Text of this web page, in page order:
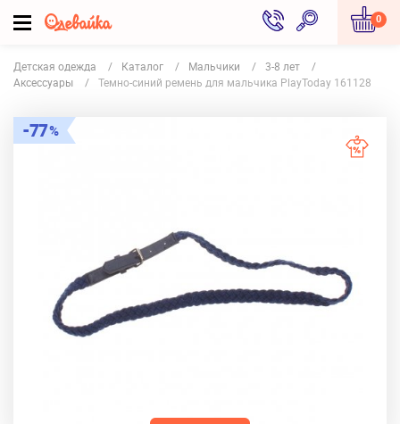
0
Детская одежда Каталог Мальчики
3-8 лет
Аксессуары
Темно-синий ремень для мальчика PlayToday 161128
77